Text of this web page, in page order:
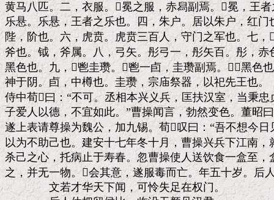
黄马八匹。二，衣服。冕之服，赤舄副焉。冕，王
乐悬。乐悬，王者之乐也。四，朱户。居以朱户，红
陛，阶也。六，虎贲。虎贲三百人，守门之军也。七，
斧也。钺，斧属。八，弓矢。彤弓一，彤矢百。彤，赤
黑色也。九，鬯圭瓒。鬯一卣，圭瓒副焉。，黑色
神于阴。卣，中樽也。圭瓒，宗庙祭器，以祀先王也。
侍中荀曰：“不可。丞相本兴义兵，匡扶汉室，当秉
子爱人以德，不宜如此。”曹操闻言，勃然变色。董昭
遂上表请尊操为魏公，加九锡。荀叹曰：“吾不想今
以为不助己也。建安十七年冬十月，曹操兴兵下江南
杀己之心，托病止于寿春。忽曹操使人送饮食一盒至
之，并无一物。会其意，遂服毒而亡。年五十岁。后
文若才华天下闻，可怜失足在权门。